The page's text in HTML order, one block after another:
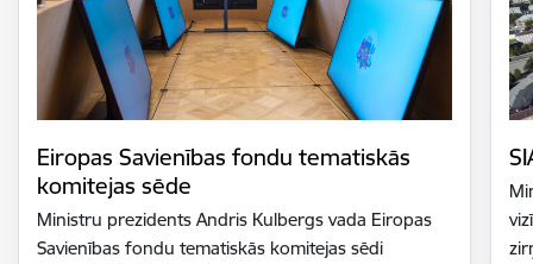
Eiropas Savienības fondu tematiskās
komitejas sēde
Ministru prezidents Andris Kulbergs vada Eiropas
Savienības fondu tematiskās komitejas sēdi